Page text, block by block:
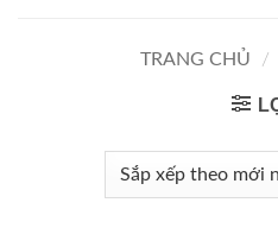
TRANG CHỦ /